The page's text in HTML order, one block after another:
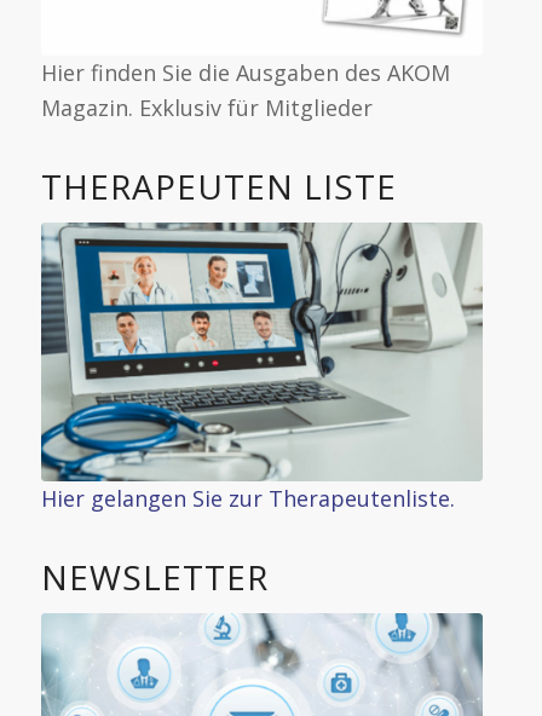
Hier finden Sie die Ausgaben des AKOM
Magazin. Exklusiv für Mitglieder
THERAPEUTEN LISTE
Hier gelangen Sie zur Therapeutenliste.
NEWSLETTER